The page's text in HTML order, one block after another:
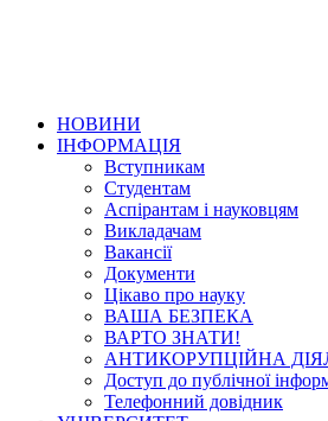
НОВИНИ
ІНФОРМАЦІЯ
Вступникам
Студентам
Аспірантам і науковцям
Викладачам
Вакансії
Документи
Цікаво про науку
ВАША БЕЗПЕКА
ВАРТО ЗНАТИ!
АНТИКОРУПЦІЙНА
Доступ до публічної
Телефонний довідник